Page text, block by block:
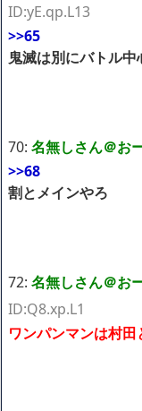
ID:yE.qp.L13
>>65
鬼滅は別にバトル
70: 名無しさん＠お
>>68
割とメインやろ
72: 名無しさん＠お
ID:Q8.xp.L1
ワンパンマンは村